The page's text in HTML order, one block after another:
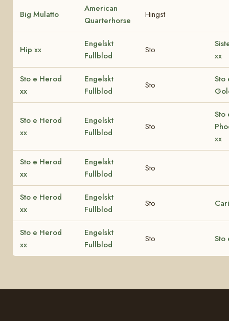
Big Mulatto
American
Quarterhorse
Hingst
Hip xx
Engelskt
Fullblod
Sto
xx
Sto e Herod
xx
Engelskt
Fullblod
Sto
Sto
Sto e Herod
xx
Engelskt
Fullblod
Sto
Sto
xx
Sto e Herod
xx
Engelskt
Fullblod
Sto
Sto e Herod
xx
Engelskt
Fullblod
Sto
Sto e Herod
xx
Engelskt
Fullblod
Sto Sto